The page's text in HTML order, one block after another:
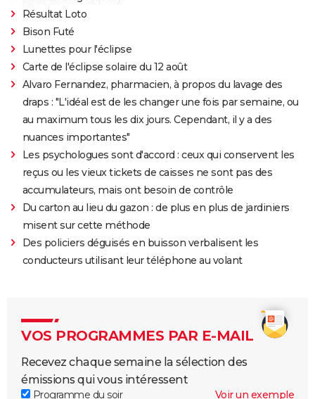
Résultat Loto
Bison Futé
Lunettes pour l'éclipse
Carte de l'éclipse solaire du 12 août
Alvaro Fernandez, pharmacien, à propos du lavage des
draps : "L'idéal est de les changer une fois par semaine, ou
au maximum tous les dix jours. Cependant, il y a des
nuances importantes"
Les psychologues sont d'accord : ceux qui conservent les
reçus ou les vieux tickets de caisses ne sont pas des
accumulateurs, mais ont besoin de contrôle
Du carton au lieu du gazon : de plus en plus de jardiniers
misent sur cette méthode
Des policiers déguisés en buisson verbalisent les
conducteurs utilisant leur téléphone au volant
VOS PROGRAMMES PAR E-MAIL
Recevez chaque semaine la sélection des
émissions qui vous intéressent
Programme du soir Voir un exemple